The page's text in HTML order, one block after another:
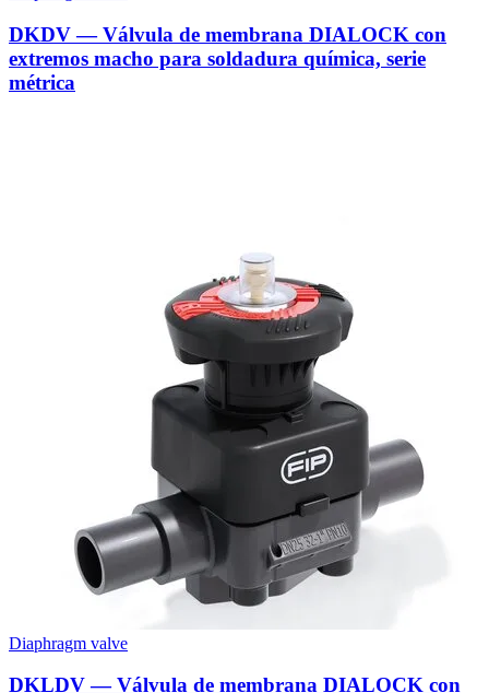
DKDV — Válvula de membrana DIALOCK con
extremos macho para soldadura química, serie
métrica
Diaphragm valve
DKLDV — Válvula de membrana DIALOCK con